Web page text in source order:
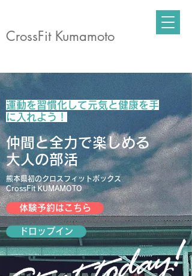
CrossFit Kumamoto
運動を習慣化して元気と健康を手
に入れよう！
仲間と全力で楽しめる
大人の部活
熊本県初のクロスフィットボックス
CrossFit KUMAMOTO
体験予約はこちら
ドロップイン